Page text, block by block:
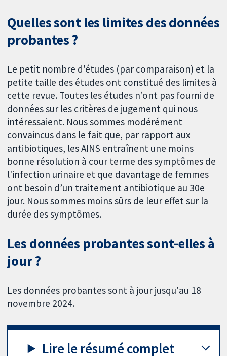
Quelles sont les limites des données
probantes ?
Le petit nombre d'études (par comparaison) et la
petite taille des études ont constitué des limites à
cette revue. Toutes les études n’ont pas fourni de
données sur les critères de jugement qui nous
intéressaient. Nous sommes modérément
convaincus dans le fait que, par rapport aux
antibiotiques, les AINS entraînent une moins
bonne résolution à cour terme des symptômes de
l'infection urinaire et que davantage de femmes
ont besoin d’un traitement antibiotique au 30e
jour. Nous sommes moins sûrs de leur effet sur la
durée des symptômes.
Les données probantes sont-elles à
jour ?
Les données probantes sont à jour jusqu'au 18
novembre 2024.
Lire le résumé complet